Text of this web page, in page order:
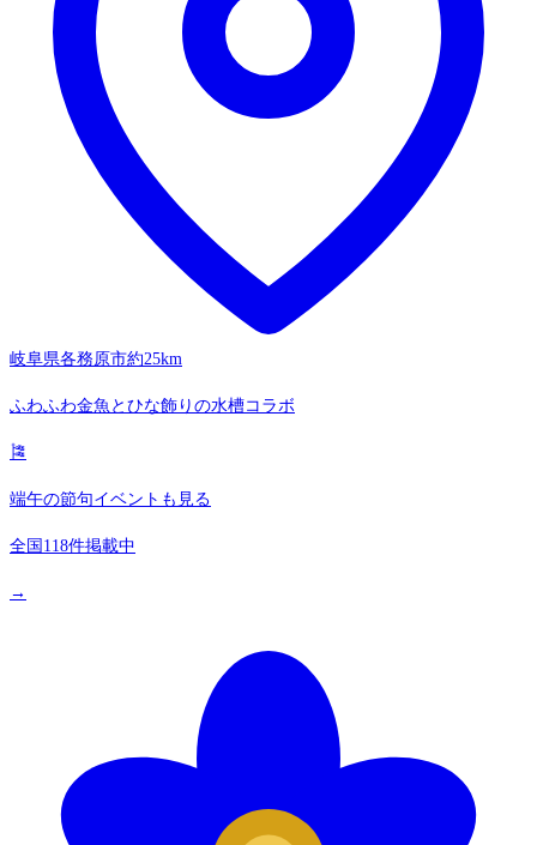
岐阜県各務原市約25km
ふわふわ金魚とひな飾りの水槽コラボ
🎏
端午の節句イベントも見る
全国118件掲載中
→